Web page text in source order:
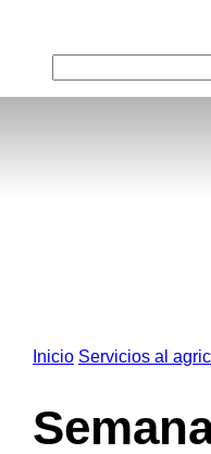
Inicio Servicios al